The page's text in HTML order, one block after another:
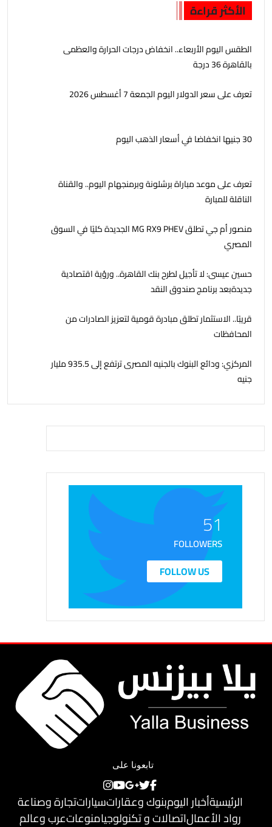
الأكثر قراءة
الطقس اليوم الأربعاء.. انخفاض درجات الحرارة والعظمى
بالقاهرة 36 درجة
تعرف على سعر الدولار اليوم الجمعة 7 أغسطس 2026
30 جنيها انخفاضا في أسعار الذهب اليوم
تعرف على موعد مباراة برشلونة وبرمنجهام اليوم.. والقناة
الناقلة للمبارة
منصور أم جي تطلق MG RX9 PHEV الجديدة كليًا في السوق
المصري
حسين عيسى: لا تأجيل لطرح بنك القاهرة.. ورؤية اقتصادية
جديدةبعد برنامج صندوق النقد
قريبًا.. الاستثمار تطلق مبادرة قومية لتعزيز الصادرات من
المحافظات
المركزي: ودائع البنوك بالجنيه المصرى ترتفع إلى 935.5 مليار
جنيه
51
FOLLOWERS
FOLLOW US
تابعونا على
الرئيسيةأخبار اليومبنوك وعقاراتسياراتتجارة وصناعة
رواد الأعمالاتصالات و تكنولوجيامنوعاتعرب وعالم